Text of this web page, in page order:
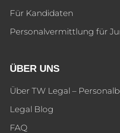
Für Kandidaten
Personalvermittlung für
ÜBER UNS
Über TW Legal –
Legal Blog
FAQ